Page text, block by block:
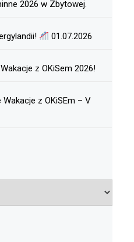
2026 w Zbytowej.
01.07.2026
z OKiSem 2026!
z OKiSEm – V